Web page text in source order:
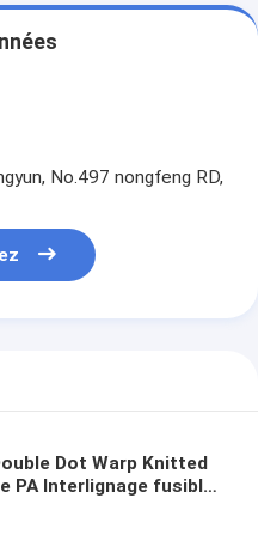
No.497 nongfeng RD,
Dot Warp Knitted
PA Interlignage fusible